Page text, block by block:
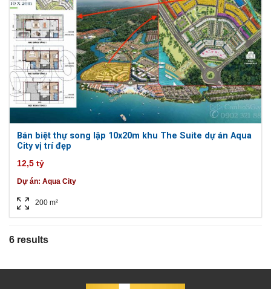
Bán biệt thự song lập 10x20m khu The Suite dự án Aqua
City vị trí đẹp
12,5 tỷ
Dự án: Aqua City
200 m²
6 results